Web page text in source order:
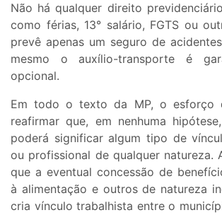
Não há qualquer direito
como férias, 13° salário, FGTS ou
prevê apenas um seguro de
mesmo o auxílio-transporte é
opcional.
Em todo o texto da MP, o esforço
reafirmar que, em nenhuma
poderá significar algum tipo de
ou profissional de qualquer natureza.
que a eventual concessão de
à alimentação e outros de natureza
cria vínculo trabalhista entre o